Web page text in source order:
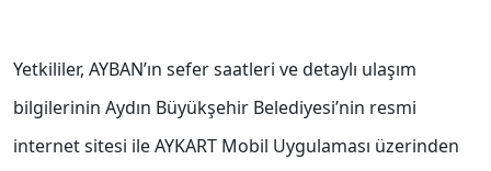
Yetkililer, AYBAN’ın sefer saatleri ve detaylı ulaşım
bilgilerinin Aydın Büyükşehir Belediyesi’nin resmi
internet sitesi ile AYKART Mobil Uygulaması üzerinden